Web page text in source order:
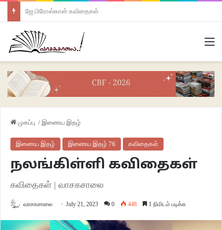
ஜே.பிரோஸ்கான் கவிதைகள்
முகப்பு / இணைய இதழ்
இணைய இதழ் இணைய இதழ் 76 கவிதைகள்
நலங்கிள்ளி கவிதைகள்
கவிதைகள் | வாசகசாலை
வாசகசாலை July 21, 2023 0 448 1 நிமிடம் படிக்க